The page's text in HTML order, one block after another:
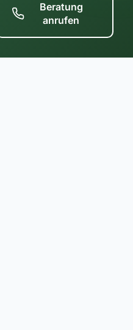
Beratung
anrufen